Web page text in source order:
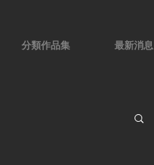
分類作品集 最新消息